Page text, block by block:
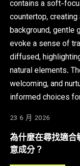
23 6 月 2026
為什麼在尋找適
意成分？